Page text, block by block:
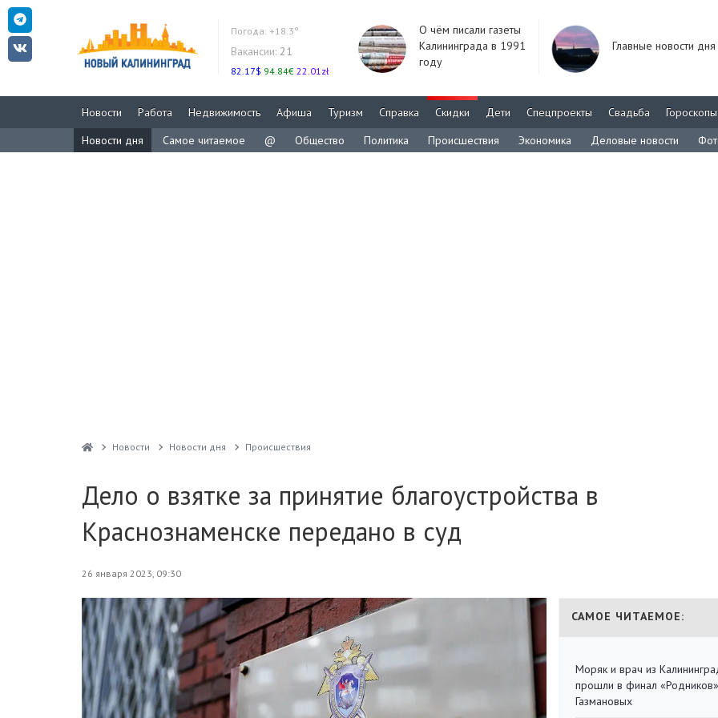
Погода: +18.3°
Вакансии: 21
82.17$ 94.84€ 22.01zł
О чём писали газеты
Калининграда в 1991
году
Главные новости дня
Новости Работа Недвижимость Афиша Туризм Справка Скидки Дети Спецпроекты Свадьба
Гороскопы
Новости дня
Самое читаемое @ Общество Политика Происшествия Экономика Деловые новости
Новости Новости дня Проиcшествия
Дело о взятке за принятие благоустройства в
Краснознаменске передано в суд
26 января 2023, 09:30
САМОЕ ЧИТАЕМОЕ:
Моряк и врач из
прошли в финал «Родников»
Газмановых